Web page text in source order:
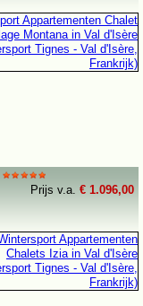
Prijs v.a. € 1.096,00